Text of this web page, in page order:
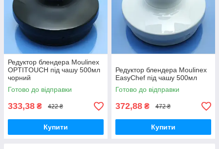
Редуктор блендера Moulinex
OPTITOUCH під чашу 500мл
чорний
Готово до відправки
333,38 ₴ 422 ₴
Купити
Редуктор блендера Moulinex
EasyChef під чашу 500мл
Готово до відправки
372,88 ₴ 472 ₴
Купити